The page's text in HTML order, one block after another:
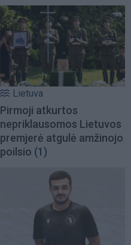
Lietuva
Pirmoji atkurtos
nepriklausomos Lietuvos
premjerė atgulė amžinojo
poilsio (1)